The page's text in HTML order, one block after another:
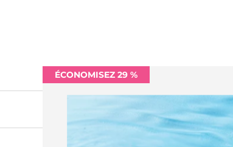
ÉCONOMISEZ 29 %